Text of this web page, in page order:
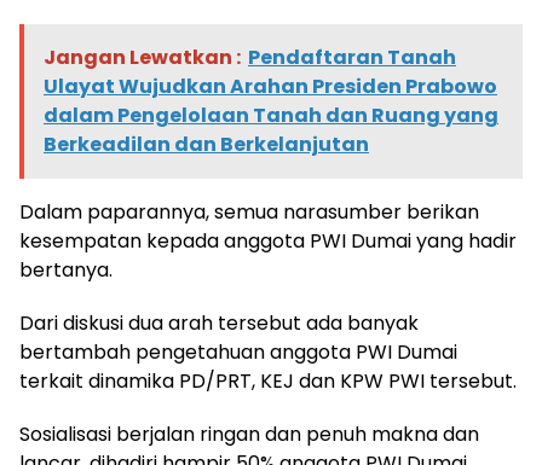
Jangan Lewatkan : Pendaftaran Tanah
Ulayat Wujudkan Arahan Presiden Prabowo
dalam Pengelolaan Tanah dan Ruang yang
Berkeadilan dan Berkelanjutan
Dalam paparannya, semua narasumber berikan
kesempatan kepada anggota PWI Dumai yang hadir
bertanya.
Dari diskusi dua arah tersebut ada banyak
bertambah pengetahuan anggota PWI Dumai
terkait dinamika PD/PRT, KEJ dan KPW PWI tersebut.
Sosialisasi berjalan ringan dan penuh makna dan